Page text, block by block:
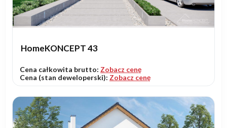
HomeKONCEPT 43
Cena całkowita brutto: Zobacz cenę
Cena (stan deweloperski): Zobacz cenę